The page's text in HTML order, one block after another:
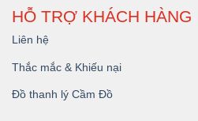
HỖ TRỢ KHÁCH HÀNG
Liên hệ
Thắc mắc & Khiếu nại
Đồ thanh lý Cầm Đồ